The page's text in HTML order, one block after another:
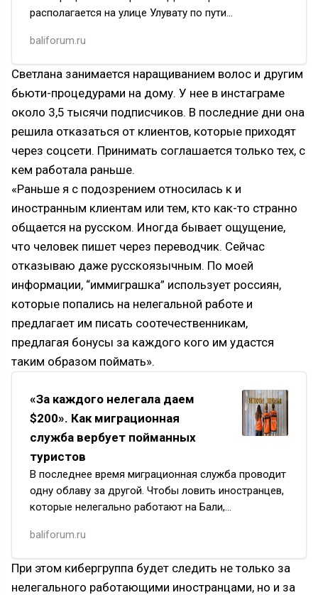
располагается на улице Улувату по пути
выяснилось, совсем несложно. А вот выбра…
baliforum.ru
Светлана занимается наращиванием волос и другим
бьюти-процедурами на дому. У нее в инстаграме
около 3,5 тысячи подписчиков. В последние дни она
решила отказаться от клиентов, которые приходят
через соцсети. Принимать соглашается только тех, с
кем работала раньше.
«Раньше я с подозрением относилась к и
иностранным клиентам или тем, кто как-то странно
общается на русском. Иногда бывает ощущение,
что человек пишет через переводчик. Сейчас
отказываю даже русскоязычным. По моей
информации, “иммиграшка” использует россиян,
которые попались на нелегальной работе и
предлагает им писать соотечественникам,
предлагая бонусы за каждого кого им удастся
таким образом поймать».
«За каждого нелегала даем
$200». Как миграционная
служба вербует пойманных
туристов
В последнее время миграционная служба проводит
одну облаву за другой. Чтобы ловить иностранцев,
которые нелегально работают на Бали,
депортированных идет на…
baliforum.ru
При этом кибергруппа будет следить не только за
нелегального работающими иностранцами, но и за